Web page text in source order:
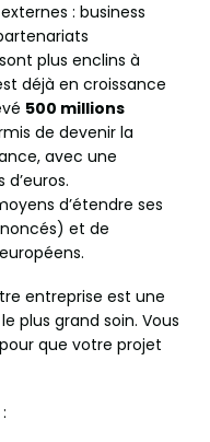
: business
plus enclins à
déjà en croissance
500 millions
de devenir la
avec une
d’étendre ses
et de
entreprise est une
plus grand soin. Vous
pour que votre projet